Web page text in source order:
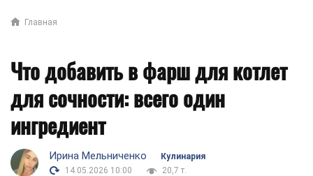
Главная
Что добавить в фарш для котлет
для сочности: всего один
ингредиент
Ирина Мельниченко
Кулинария
14.05.2026 10:00
20,7 т.